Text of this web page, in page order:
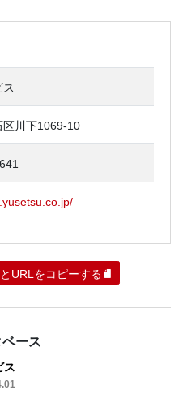
川下1069-10
URLをコピーする
ース
ス